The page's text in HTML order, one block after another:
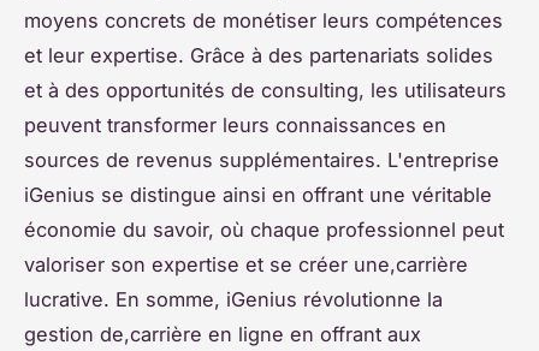
moyens concrets de monétiser leurs compétences
et leur expertise. Grâce à des partenariats solides
et à des opportunités de consulting, les utilisateurs
peuvent transformer leurs connaissances en
sources de revenus supplémentaires. L'entreprise
iGenius se distingue ainsi en offrant une véritable
économie du savoir, où chaque professionnel peut
valoriser son expertise et se créer une,carrière
lucrative. En somme, iGenius révolutionne la
gestion de,carrière en ligne en offrant aux